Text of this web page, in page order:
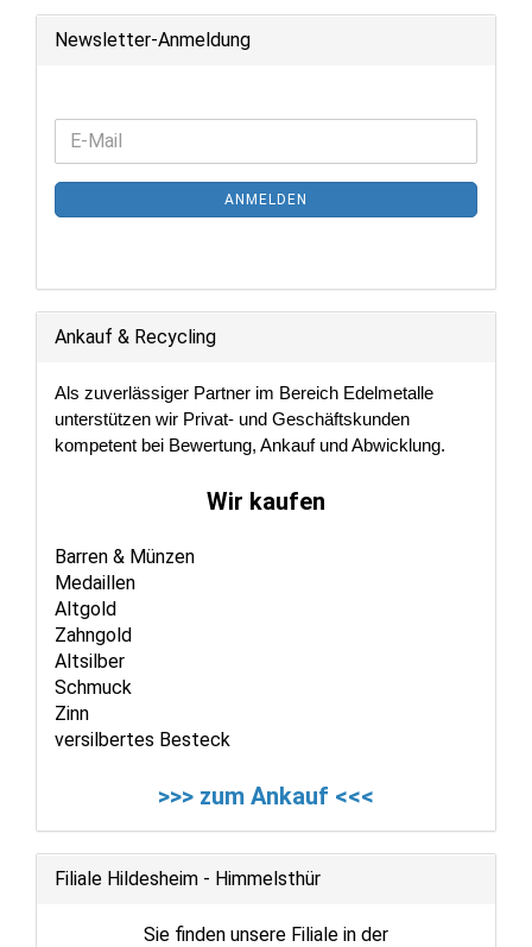
Newsletter-Anmeldung
WEITER
NEWSLETTER-
ANMELDUNG
E-
Mail
ANMELDEN
Ankauf & Recycling
Als zuverlässiger Partner im Bereich Edelmetalle
unterstützen wir Privat- und Geschäftskunden
kompetent bei Bewertung, Ankauf und Abwicklung.
Wir kaufen
Barren & Münzen
Medaillen
Altgold
Zahngold
Altsilber
Schmuck
Zinn
versilbertes Besteck
>>> zum Ankauf <<<
Filiale Hildesheim - Himmelsthür
Sie finden unsere Filiale in der